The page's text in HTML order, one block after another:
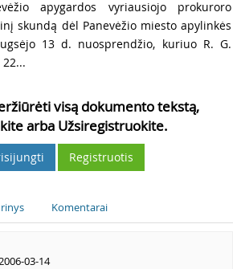
apygardos vyriausiojo prokuroro
skundą dėl Panevėžio miesto apylinkės
13 d. nuosprendžio, kuriuo R. G.
visą dokumento tekstą,
arba Užsiregistruokite.
Registruotis
Komentarai
03-14